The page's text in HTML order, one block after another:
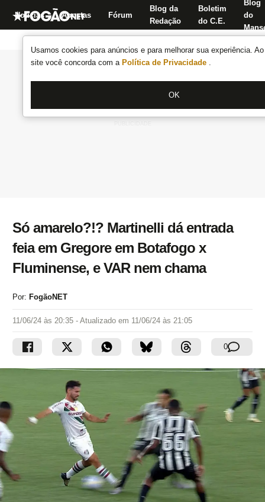
Usamos cookies para anúncios e para melhorar sua experiência.
site você concorda com a Política de Privacidade .
OK
Notícias Apostas Fórum
Blog da
Redação
Boletim
do C.E.
Blog
do
Só amarelo?!? Martinelli dá entrada
feia em Gregore em Botafogo x
Fluminense, e VAR nem chama
Por: FogãoNET
11/06/24 às 20:35 - Atualizado em 11/06/24 às 21:05
0